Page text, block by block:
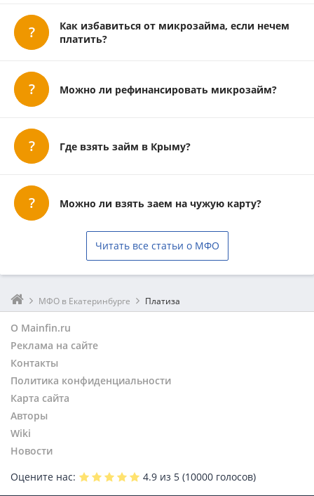
Как избавиться от микрозайма, если нечем
платить?
Можно ли рефинансировать микрозайм?
Где взять займ в Крыму?
Можно ли взять заем на чужую карту?
Читать все статьи о МФО
МФО в Екатеринбурге Платиза
О Mainfin.ru
Реклама на сайте
Контакты
Политика конфиденциальности
Карта сайта
Авторы
Wiki
Новости
Оцените нас:
4.9 из 5 (10000 голосов)